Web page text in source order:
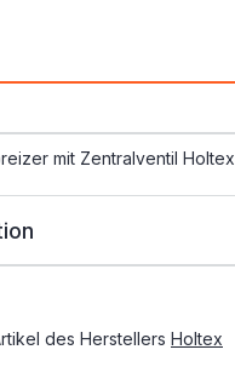
mit Zentralventil Holtex
des Herstellers Holtex